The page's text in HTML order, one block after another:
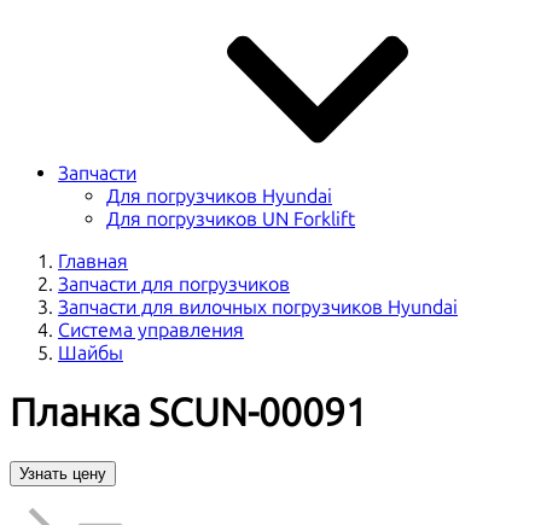
Запчасти
Для погрузчиков Hyundai
Для погрузчиков UN Forklift
Главная
Запчасти для погрузчиков
Запчасти для вилочных погрузчиков Hyundai
Система управления
Шайбы
Планка SCUN-00091
Узнать цену